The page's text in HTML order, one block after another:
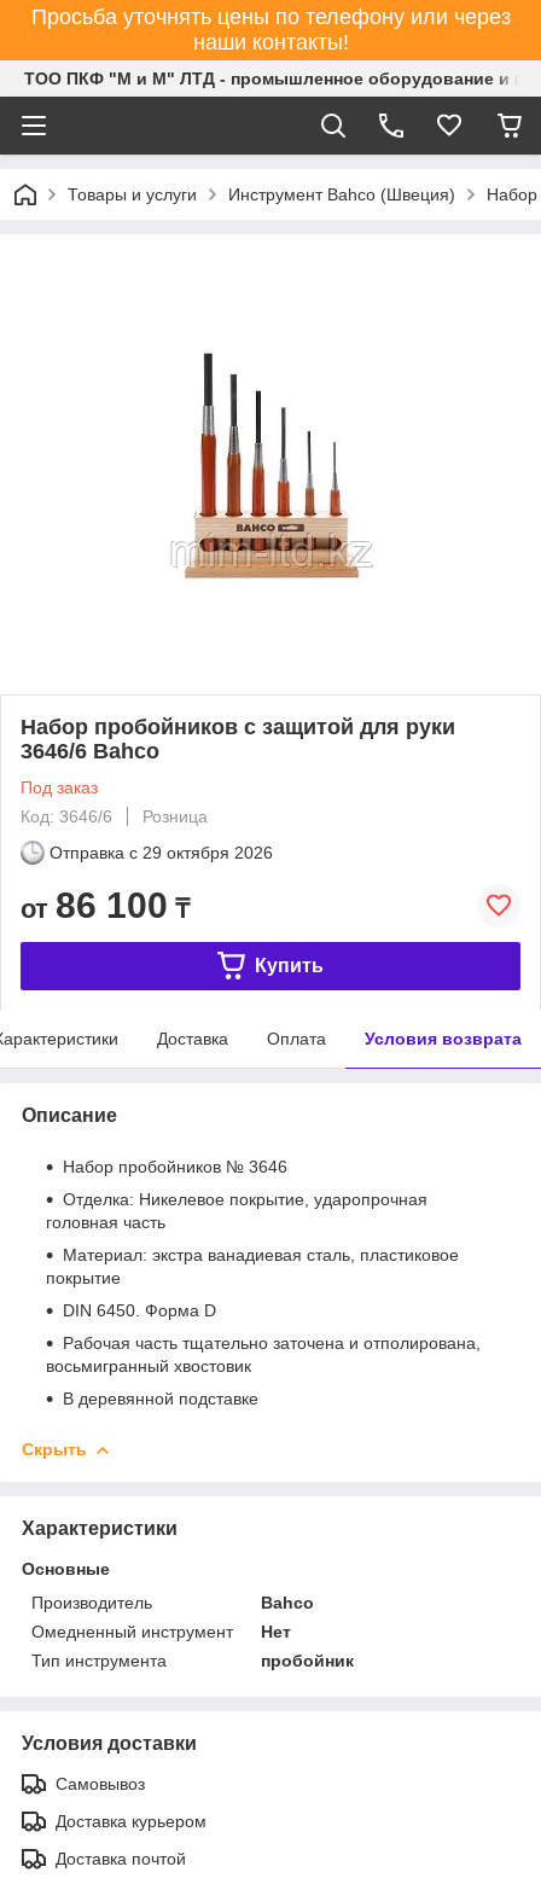
Просьба уточнять цены по телефону или через
наши контакты!
ТОО ПКФ "М и М" ЛТД - промышленное оборудование и
Товары и услуги Инструмент Bahco (Швеция) Набор
Набор пробойников с защитой для руки
3646/6 Bahco
Под заказ
Код: 3646/6
Розница
Отправка с 29 октября 2026
от 86 100 ₸
Купить
Доставка Оплата Условия возврата
Описание
Набор пробойников № 3646
Отделка: Никелевое покрытие, ударопрочная
головная часть
Материал: экстра ванадиевая сталь, пластиковое
покрытие
DIN 6450. Форма D
Рабочая часть тщательно заточена и отполирована,
восьмигранный хвостовик
В деревянной подставке
Скрыть
Характеристики
Основные
Производитель
Bahco
Омедненный инструмент
Нет
Тип инструмента
пробойник
Условия доставки
Самовывоз
Доставка курьером
Доставка почтой